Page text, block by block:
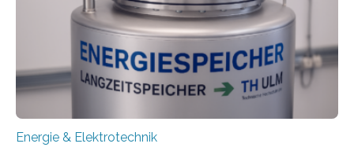
Energie & Elektrotechnik